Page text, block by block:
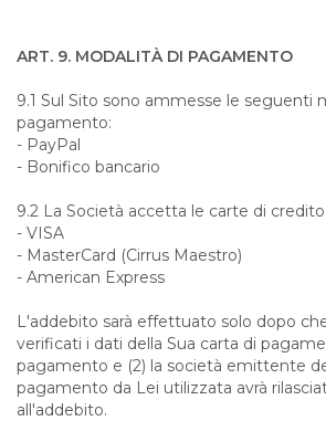
ART. 9. MODALITÀ DI PAGAMENTO
9.1 Sul Sito sono ammesse le seguenti
pagamento:
- PayPal
- Bonifico bancario
9.2 La Società accetta le carte di
- VISA
- MasterCard (Cirrus Maestro)
- American Express
L'addebito sarà effettuato solo dopo
verificati i dati della Sua carta di
pagamento e (2) la società emittente
pagamento da Lei utilizzata avrà
all'addebito.